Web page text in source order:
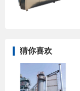
猜你喜欢